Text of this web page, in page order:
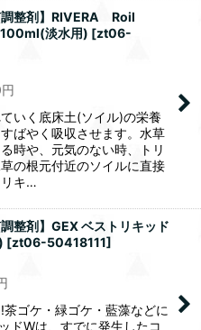
調整剤】RIVERA Roil
淡水用) [zt06-
円
いく底床土(ソイル)の栄養
ばやく吸収させます。水草
時や、元気のない時、トリ
の根元付近のソイルに直接
リキ…
調整剤】GEX ベストリキッド
[zt06-50418111]
ゴケ・緑ゴケ・藍藻などに
ドWは、すでに発生したコ